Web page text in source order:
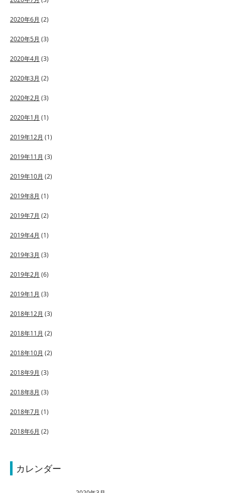
2020年6月 (2)
2020年5月 (3)
2020年4月 (3)
2020年3月 (2)
2020年2月 (3)
2020年1月 (1)
2019年12月 (1)
2019年11月 (3)
2019年10月 (2)
2019年8月 (1)
2019年7月 (2)
2019年4月 (1)
2019年3月 (3)
2019年2月 (6)
2019年1月 (3)
2018年12月 (3)
2018年11月 (2)
2018年10月 (2)
2018年9月 (3)
2018年8月 (3)
2018年7月 (1)
2018年6月 (2)
カレンダー